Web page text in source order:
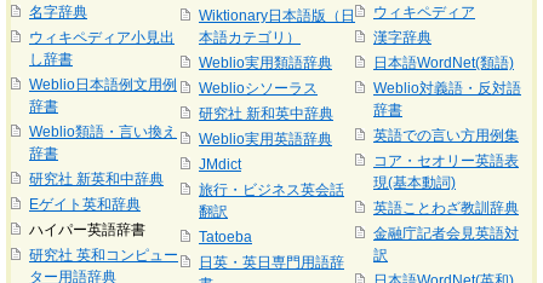
名字辞典
ウィキペディア小見出
し辞書
Weblio日本語例文用例
辞書
Weblio類語・言い換え
辞書
研究社 新英和中辞典
Eゲイト英和辞典
ハイパー英語辞書
研究社 英和コンピュー
ター用語辞典
Wiktionary日本語版（日
本語カテゴリ）
Weblio実用類語辞典
Weblioシソーラス
研究社 新和英中辞典
Weblio実用英語辞典
JMdict
旅行・ビジネス英会話
翻訳
Tatoeba
日英・英日専門用語辞
ウィキペディア
漢字辞典
日本語WordNet(類語)
Weblio対義語・反対語
辞書
英語での言い方用例集
コア・セオリー英語表
現(基本動詞)
英語ことわざ教訓辞典
金融庁記者会見英語対
訳